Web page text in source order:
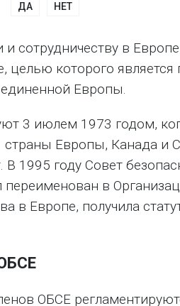
ДА НЕТ
и сотрудничеству в
которого является
Европы.
3 июлем 1973 годом,
страны Европы, Канада и
1995 году Совет
переименован в
в Европе, получила
ОБСЕ